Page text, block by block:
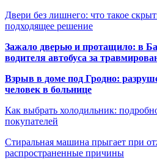
Двери без лишнего: что такое
подходящее решение
Зажало дверью и протащило: в
водителя автобуса за
Взрыв в доме под Гродно:
человек в больнице
Как выбрать холодильник:
покупателей
Стиральная машина прыгает при
распространенные причины